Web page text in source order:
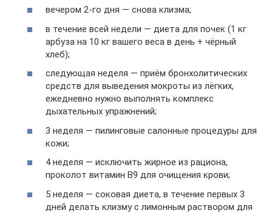
вечером 2-го дня — снова клизма;
в течение всей недели — диета для почек (1 кг
арбуза на 10 кг вашего веса в день + чёрный
хлеб);
следующая неделя — приём бронхолитических
средств для выведения мокроты из лёгких,
ежедневно нужно выполнять комплекс
дыхательных упражнений;
3 неделя — пилинговые салонные процедуры для
кожи;
4 неделя — исключить жирное из рациона,
проколот витамин В9 для очищения крови;
5 неделя — соковая диета, в течение первых 3
дней делать клизму с лимонным раствором для